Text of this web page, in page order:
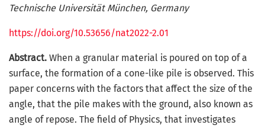
Technische Universität München, Germany
https://doi.org/10.53656/nat2022-2.01
Abstract. When a granular material is poured on top of a
surface, the formation of a cone-like pile is observed. This
paper concerns with the factors that affect the size of the
angle, that the pile makes with the ground, also known as
angle of repose. The field of Physics, that investigates